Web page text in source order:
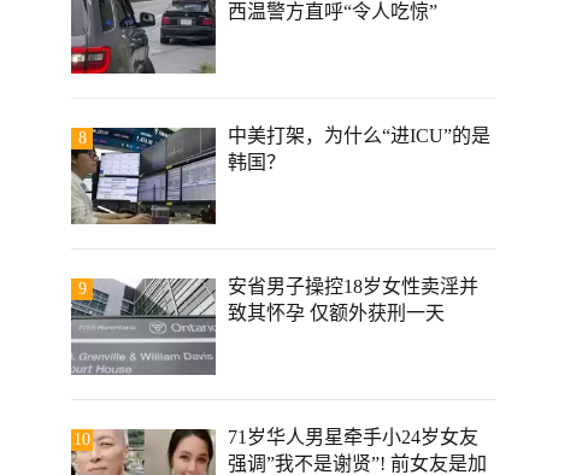
西温警方直呼“令人吃惊”
8
中美打架，为什么“进ICU”的是
韩国？
9
安省男子操控18岁女性卖淫并
致其怀孕 仅额外获刑一天
10
71岁华人男星牵手小24岁女友
强调”我不是谢贤”! 前女友是加